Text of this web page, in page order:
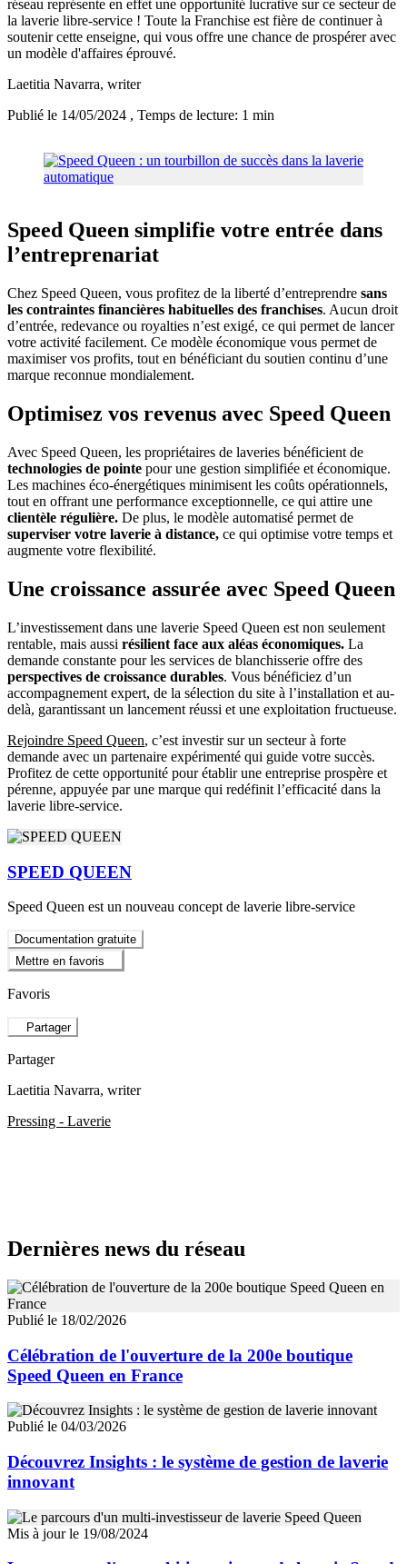
réseau représente en effet une opportunité lucrative sur ce secteur de
la laverie libre-service ! Toute la Franchise est fière de continuer à
soutenir cette enseigne, qui vous offre une chance de prospérer avec
un modèle d'affaires éprouvé.
Laetitia Navarra, writer
Publié le 14/05/2024 , Temps de lecture: 1 min
Speed Queen simplifie votre entrée dans
l’entreprenariat
Chez Speed Queen, vous profitez de la liberté d’entreprendre sans
les contraintes financières habituelles des franchises. Aucun droit
d’entrée, redevance ou royalties n’est exigé, ce qui permet de lancer
votre activité facilement. Ce modèle économique vous permet de
maximiser vos profits, tout en bénéficiant du soutien continu d’une
marque reconnue mondialement.
Optimisez vos revenus avec Speed Queen
Avec Speed Queen, les propriétaires de laveries bénéficient de
technologies de pointe pour une gestion simplifiée et économique.
Les machines éco-énergétiques minimisent les coûts opérationnels,
tout en offrant une performance exceptionnelle, ce qui attire une
clientèle régulière. De plus, le modèle automatisé permet de
superviser votre laverie à distance, ce qui optimise votre temps et
augmente votre flexibilité.
Une croissance assurée avec Speed Queen
L’investissement dans une laverie Speed Queen est non seulement
rentable, mais aussi résilient face aux aléas économiques. La
demande constante pour les services de blanchisserie offre des
perspectives de croissance durables. Vous bénéficiez d’un
accompagnement expert, de la sélection du site à l’installation et au-
delà, garantissant un lancement réussi et une exploitation fructueuse.
Rejoindre Speed Queen, c’est investir sur un secteur à forte
demande avec un partenaire expérimenté qui guide votre succès.
Profitez de cette opportunité pour établir une entreprise prospère et
pérenne, appuyée par une marque qui redéfinit l’efficacité dans la
laverie libre-service.
SPEED QUEEN
Speed Queen est un nouveau concept de laverie libre-service
Documentation gratuite
Mettre en favoris
Favoris
Partager
Partager
Laetitia Navarra, writer
Pressing - Laverie
Dernières news du réseau
Publié le 18/02/2026
Célébration de l'ouverture de la 200e boutique
Speed ​​Queen en France
Publié le 04/03/2026
Découvrez Insights : le système de gestion de laverie
innovant
Mis à jour le 19/08/2024